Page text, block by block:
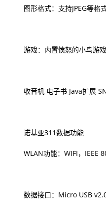
图形格式：支持JPEG等格
游戏：内置愤怒的小鸟游
收音机 电子书 Java扩展
诺基亚311数据功能
WLAN功能：WIFI，IEEE
数据接口：Micro USB